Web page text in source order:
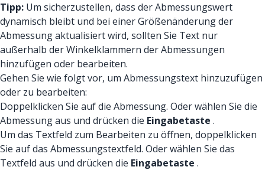
Tipp: Um sicherzustellen, dass der Abmessungswert
dynamisch bleibt und bei einer Größenänderung der
Abmessung aktualisiert wird, sollten Sie Text nur
außerhalb der Winkelklammern der Abmessungen
hinzufügen oder bearbeiten.
Gehen Sie wie folgt vor, um Abmessungstext hinzuzufügen
oder zu bearbeiten:
Doppelklicken Sie auf die Abmessung. Oder wählen Sie die
Abmessung aus und drücken die Eingabetaste .
Um das Textfeld zum Bearbeiten zu öffnen, doppelklicken
Sie auf das Abmessungstextfeld. Oder wählen Sie das
Textfeld aus und drücken die Eingabetaste .